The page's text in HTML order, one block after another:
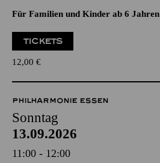
Für Familien und Kinder ab 6 Jahren
TICKETS
12,00 €
PHILHARMONIE ESSEN
Sonntag
13.09.2026
11:00 - 12:00